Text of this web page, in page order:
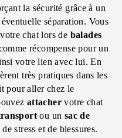
la sécurité grâce à un
séparation. Vous
chat lors de balades
récompense pour un
votre lien avec lui. En
très pratiques dans les
pour aller chez le
attacher votre chat
ou un sac de
stress et de blessures.